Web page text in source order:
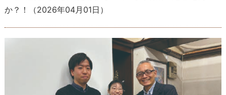
か？！
（2026年04月01日 ）